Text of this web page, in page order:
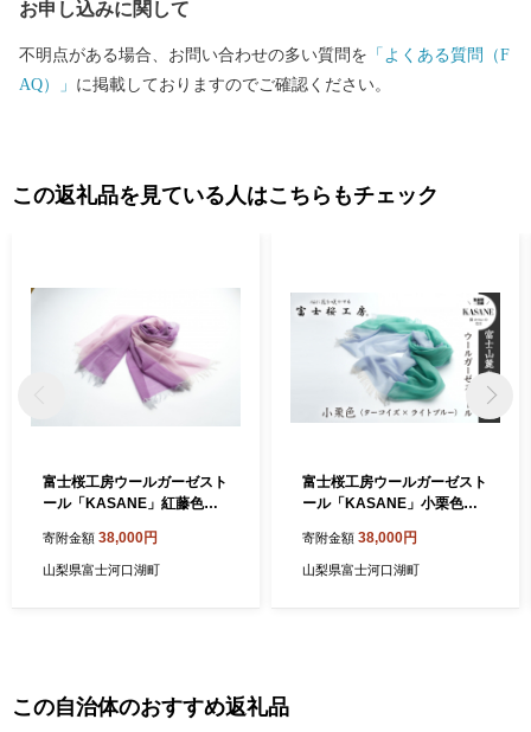
お申し込みに関して
不明点がある場合、お問い合わせの多い質問を 「よくある質問（F
AQ）」 に掲載しておりますのでご確認ください。
この返礼品を見ている人はこちらもチェック
富士桜工房ウールガーゼスト
ール「KASANE」紅藤色
二重織 FAA4007
寄附金額 38,000円
山梨県富士河口湖町
富士桜工房ウールガーゼスト
ール「KASANE」小栗色
ー）無縫製 二重織 FAA4008
寄附金額 38,000円
山梨県富士河口湖町
この自治体のおすすめ返礼品